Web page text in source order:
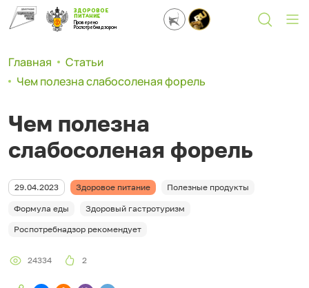
ЗДОРОВОЕ
ПИТАНИЕ
Проверено
Роспотребнадзором
Главная
Статьи
Чем полезна слабосоленая форель
Чем полезна
слабосоленая форель
29.04.2023 Здоровое питание Полезные продукты
Формула еды
Здоровый гастротуризм
Роспотребнадзор рекомендует
24334 2